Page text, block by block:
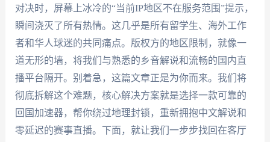
对决时，屏幕上冰冷的“当前IP地区不在服务范围”提示，
瞬间浇灭了所有热情。这几乎是所有留学生、海外工作
者和华人球迷的共同痛点。版权方的地区限制，就像一
道无形的墙，将我们与熟悉的乡音解说和流畅的国内直
播平台隔开。别着急，这篇文章正是为你而来。我们将
彻底拆解这个难题，核心解决方案就是选择一款可靠的
回国加速器，帮你绕过地理封锁，重新拥抱中文解说和
零延迟的赛事直播。下面，就让我们一步步找回在客厅